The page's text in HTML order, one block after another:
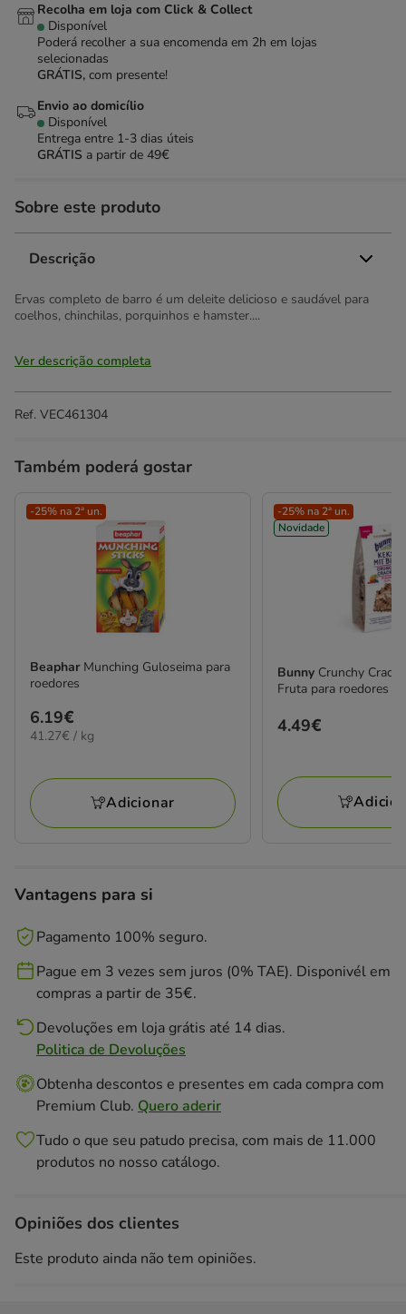
Recolha em loja com Click & Collect
Disponível
Poderá recolher a sua encomenda em 2h em lojas
selecionadas
GRÁTIS, com presente!
Envio ao domicílio
Disponível
Entrega entre 1-3 dias úteis
GRÁTIS a partir de 49€
Sobre este produto
Descrição
Ervas completo de barro é um deleite delicioso e saudável para
coelhos, chinchilas, porquinhos e hamster....
Ver descrição completa
Ref. VEC461304
Também poderá gostar
-25% na 2ª un.
Beaphar Munching Guloseima para
roedores
Preço
6.19€
6.19€
41.27€
41.27€ / kg
Adicionar
-25% na 2ª un.
Novidade
Bunny Crunchy
Fruta para roedores
Preço
4.49€
Vantagens para si
Pagamento 100% seguro.
Pague em 3 vezes sem juros (0% TAE). Disponivél em
compras a partir de 35€.
Devoluções em loja grátis até 14 dias.
Politica de Devoluções
Obtenha descontos e presentes em cada compra com
Premium Club. Quero aderir
Tudo o que seu patudo precisa, com mais de 11.000
produtos no nosso catálogo.
Opiniões dos clientes
Este produto ainda não tem opiniões.